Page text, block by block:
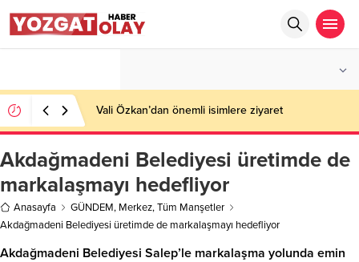
Vali Özkan’dan önemli isimlere ziyaret
Akdağmadeni Belediyesi üretimde de
markalaşmayı hedefliyor
Anasayfa GÜNDEM, Merkez,Tüm Manşetler
Akdağmadeni Belediyesi üretimde de markalaşmayı hedefliyor
Akdağmadeni Belediyesi Salep’le markalaşma yolunda emin